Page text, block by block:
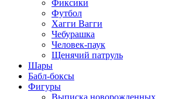
Фиксики
Футбол
Хагги Вагги
Чебурашка
Человек-паук
Щенячий патруль
Шары
Бабл-боксы
Фигуры
Выписка новорожденных